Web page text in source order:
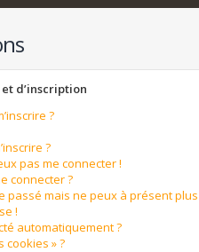
d’inscription
?
?
pas me connecter !
connecter ?
passé mais ne peux à présent
!
automatiquement ?
cookies » ?